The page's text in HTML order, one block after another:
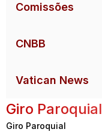
Comissões
CNBB
Vatican News
Giro Paroquial
Giro Paroquial